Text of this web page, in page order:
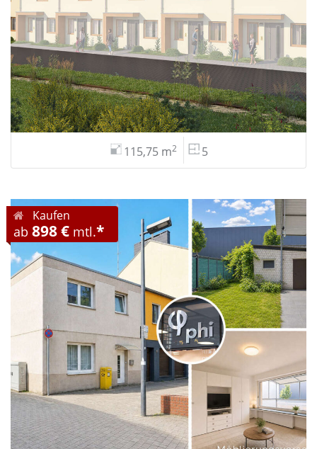
115,75 m2 5
Kaufen
ab 898 € mtl.*